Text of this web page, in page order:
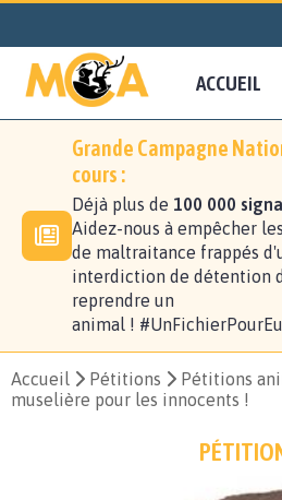
ACCUEIL
Grande Campagne
cours :
Déjà plus de 100 000
Aidez-nous à empêcher
de maltraitance frappés
interdiction de détention
reprendre un
animal !
Accueil Pétitions Pétitions
muselière pour les innocents !